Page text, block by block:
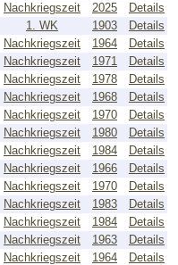
Nachkriegszeit 2025
Details
1. WK 1903
Details
Nachkriegszeit 1964
Details
Nachkriegszeit 1971
Details
Nachkriegszeit 1978
Details
Nachkriegszeit 1968
Details
Nachkriegszeit 1970
Details
Nachkriegszeit 1980
Details
Nachkriegszeit 1984
Details
Nachkriegszeit 1966
Details
Nachkriegszeit 1970
Details
Nachkriegszeit 1983
Details
Nachkriegszeit 1984
Details
Nachkriegszeit 1963
Details
Nachkriegszeit 1964
Details